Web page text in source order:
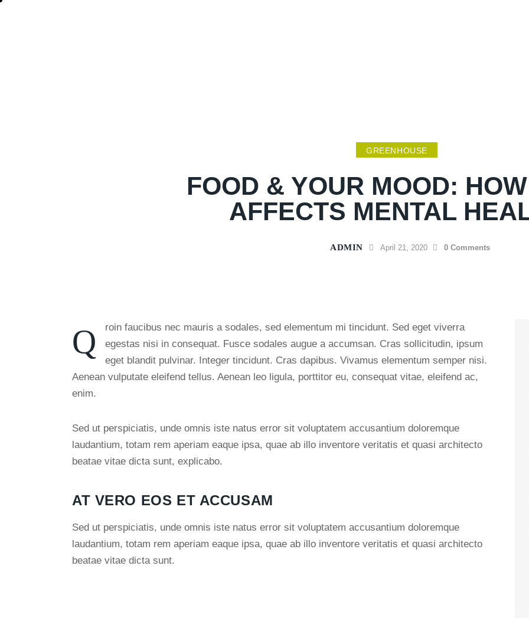
GREENHOUSE
FOOD & YOUR MOOD:
AFFECTS MENTAL
ADMIN April 21, 2020 0 Comments
Qroin faucibus nec mauris a sodales, sed elementum mi tincidunt. Sed eget viverra
egestas nisi in consequat. Fusce sodales augue a accumsan. Cras sollicitudin, ipsum
eget blandit pulvinar. Integer tincidunt. Cras dapibus. Vivamus elementum semper nisi.
Aenean vulputate eleifend tellus. Aenean leo ligula, porttitor eu, consequat vitae, eleifend ac,
enim.
Sed ut perspiciatis, unde omnis iste natus error sit voluptatem accusantium doloremque
laudantium, totam rem aperiam eaque ipsa, quae ab illo inventore veritatis et quasi architecto
beatae vitae dicta sunt, explicabo.
AT VERO EOS ET ACCUSAM
Sed ut perspiciatis, unde omnis iste natus error sit voluptatem accusantium doloremque
laudantium, totam rem aperiam eaque ipsa, quae ab illo inventore veritatis et quasi architecto
beatae vitae dicta sunt.